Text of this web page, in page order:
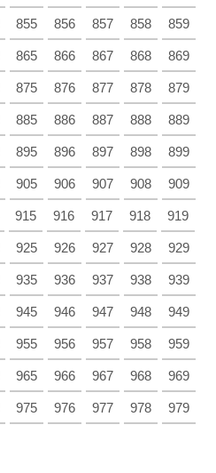
855 856 857 858 859
865 866 867 868 869
875 876 877 878 879
885 886 887 888 889
895 896 897 898 899
905 906 907 908 909
915 916 917 918 919
925 926 927 928 929
935 936 937 938 939
945 946 947 948 949
955 956 957 958 959
965 966 967 968 969
975 976 977 978 979